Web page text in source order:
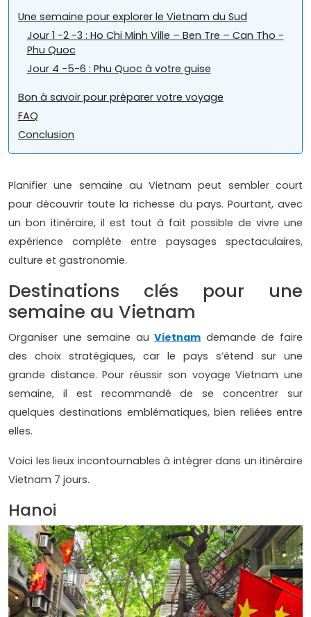
Une semaine pour explorer le Vietnam du Sud
Jour 1 -2 -3 : Ho Chi Minh Ville – Ben Tre – Can Tho -
Phu Quoc
Jour 4 -5-6 : Phu Quoc à votre guise
Bon à savoir pour préparer votre voyage
FAQ
Conclusion
Planifier une semaine au Vietnam peut sembler court
pour découvrir toute la richesse du pays. Pourtant, avec
un bon itinéraire, il est tout à fait possible de vivre une
expérience complète entre paysages spectaculaires,
culture et gastronomie.
Destinations clés pour une
semaine au Vietnam
Organiser une semaine auVietnam demande de faire
des choix stratégiques, car le pays s’étend sur une
grande distance. Pour réussir son voyage Vietnam une
semaine, il est recommandé de se concentrer sur
quelques destinations emblématiques, bien reliées entre
elles.
Voici les lieux incontournables à intégrer dans un itinéraire
Vietnam 7 jours.
Hanoi